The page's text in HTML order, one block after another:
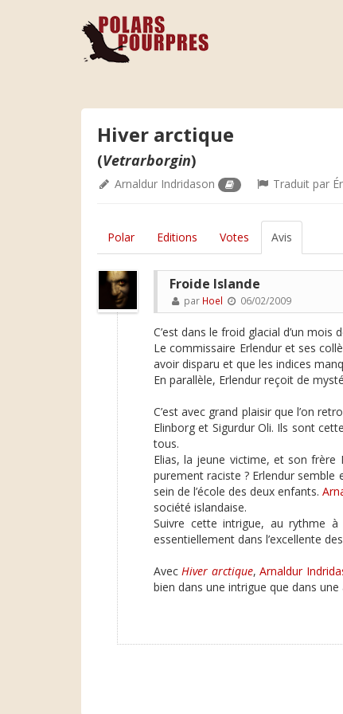
Hiver arctique
(Vetrarborgin)
Arnaldur Indridason Traduit par
Polar Editions Votes Avis
Froide Islande
par Hoel 06/02/2009
C’est dans le froid glacial d’un mois
Le commissaire Erlendur et ses
avoir disparu et que les indices
En parallèle, Erlendur reçoit de
C’est avec grand plaisir que l’on
Elinborg et Sigurdur Oli. Ils sont
tous.
Elias, la jeune victime, et son frère
purement raciste ? Erlendur semble
sein de l’école des deux enfants.
société islandaise.
Suivre cette intrigue, au rythme
essentiellement dans l’excellente
AvecHiver arctique,Arnaldur
bien dans une intrigue que dans